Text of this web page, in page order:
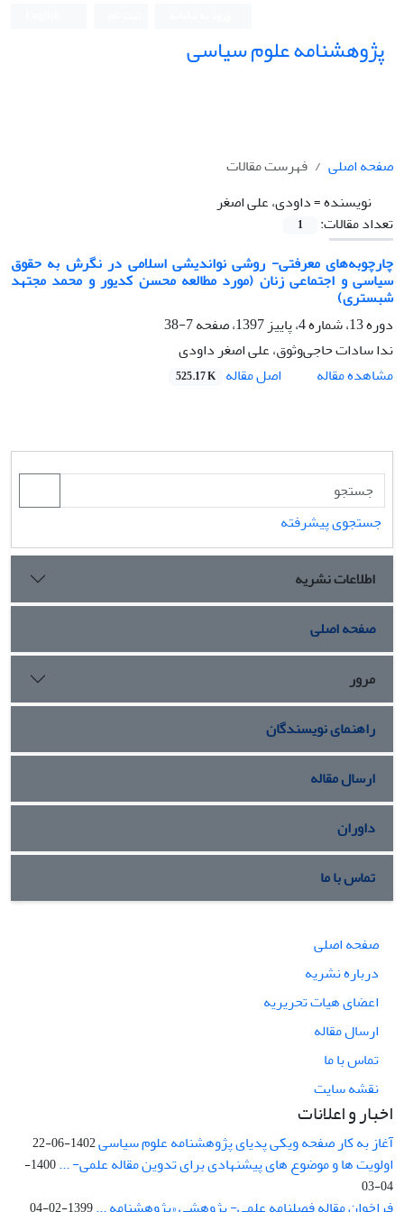
پژوهشنامه علوم سیاسی
صفحه اصلی
فهرست مقالات
نویسنده =داودی، علی اصغر
تعداد مقالات:
1
چارچوبه‌های معرفتی- روشی نواندیشی اسلامی در نگرش به حقوق
سیاسی و اجتماعی زنان (مورد مطالعه محسن کدیور و محمد مجتهد
شبستری)
دوره 13، شماره 4، پاییز 1397، صفحه
7-38
ندا سادات حاجی‌وثوق، علی اصغر داودی
مشاهده مقاله
اصل مقاله 525.17 K
جستجوی پیشرفته
اطلاعات نشریه
صفحه اصلی
مرور
راهنمای نویسندگان
ارسال مقاله
داوران
تماس با ما
صفحه اصلی
درباره نشریه
اعضای هیات تحریریه
ارسال مقاله
تماس با ما
نقشه سایت
اخبار و اعلانات
آغاز به کار صفحه ویکی پدیای پژوهشنامه علوم سیاسی1402-06-22
اولویت ها و موضوع های پیشنهادی برای تدوین مقاله علمی- ...
1400-
04-03